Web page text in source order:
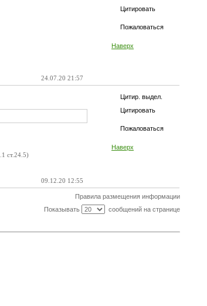
Цитировать
Пожаловаться
Наверх
24.07.20 21:57
Цитир. выдел.
Цитировать
Пожаловаться
Наверх
ст.24.5)
09.12.20 12:55
Правила размещения информации
Показывать
сообщений на странице